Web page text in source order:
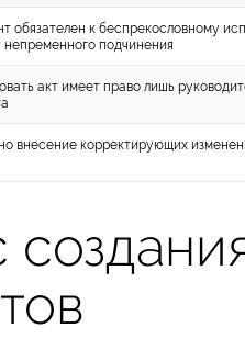
обязателен к беспрекословному
непременного подчинения
акт имеет право лишь
внесение корректирующих